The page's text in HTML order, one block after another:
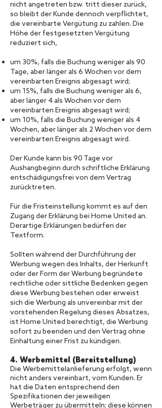
nicht angetreten bzw. tritt dieser zurück,
so bleibt der Kunde dennoch verpflichtet,
die vereinbarte Vergütung zu zahlen. Die
Höhe der festgesetzten Vergütung
reduziert sich,
um 30%, falls die Buchung weniger als 90
Tage, aber länger als 6 Wochen vor dem
vereinbarten Ereignis abgesagt wird;
um 15%, falls die Buchung weniger als 6,
aber länger 4 als Wochen vor dem
vereinbarten Ereignis abgesagt wird;
um 10%, falls die Buchung weniger als 4
Wochen, aber länger als 2 Wochen vor dem
vereinbarten Ereignis abgesagt wird.
Der Kunde kann bis 90 Tage vor
Aushangbeginn durch schriftliche Erklärung
entschädigungsfrei von dem Vertrag
zurücktreten.
Für die Fristeinstellung kommt es auf den
Zugang der Erklärung bei Home United an.
Derartige Erklärungen bedürfen der
Textform.
Sollten während der Durchführung der
Werbung wegen des Inhalts, der Herkunft
oder der Form der Werbung begründete
rechtliche oder sittliche Bedenken gegen
diese Werbung bestehen oder erweist
sich die Werbung als unvereinbar mit der
vorstehenden Regelung dieses Absatzes,
ist Home United berechtigt, die Werbung
sofort zu beenden und den Vertrag ohne
Einhaltung einer Frist zu kündigen.
4. Werbemittel (Bereitstellung)
Die Werbemittelanlieferung erfolgt, wenn
nicht anders vereinbart, vom Kunden. Er
hat die Daten entsprechend den
Spezifikationen der jeweiligen
Werbeträger zu übermitteln; diese können